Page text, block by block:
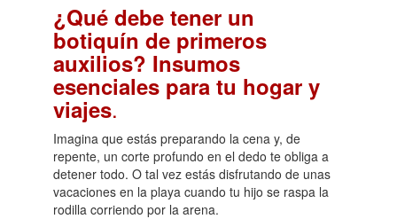
¿Qué debe tener un
botiquín de primeros
auxilios? Insumos
esenciales para tu hogar y
viajes.
Imagina que estás preparando la cena y, de
repente, un corte profundo en el dedo te obliga a
detener todo. O tal vez estás disfrutando de unas
vacaciones en la playa cuando tu hijo se raspa la
rodilla corriendo por la arena.